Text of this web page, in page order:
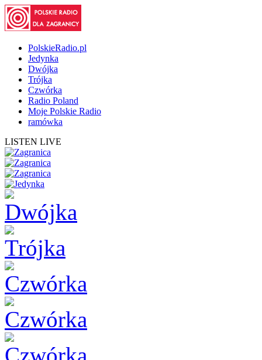
PolskieRadio.pl
Jedynka
Dwójka
Trójka
Czwórka
Radio Poland
Moje Polskie Radio
ramówka
LISTEN LIVE